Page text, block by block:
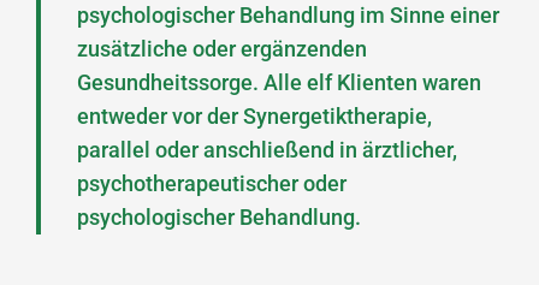
psychologischer Behandlung im Sinne einer
zusätzliche oder ergänzenden
Gesundheitssorge. Alle elf Klienten waren
entweder vor der Synergetiktherapie,
parallel oder anschließend in ärztlicher,
psychotherapeutischer oder
psychologischer Behandlung.